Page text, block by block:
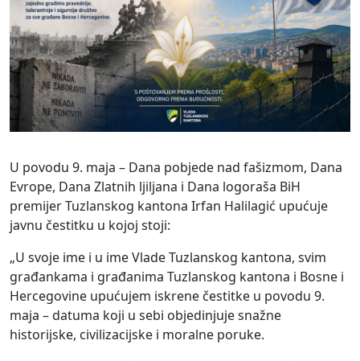
U povodu 9. maja – Dana pobjede nad fašizmom, Dana
Evrope, Dana Zlatnih ljiljana i Dana logoraša BiH
premijer Tuzlanskog kantona Irfan Halilagić upućuje
javnu čestitku u kojoj stoji:
„U svoje ime i u ime Vlade Tuzlanskog kantona, svim
građankama i građanima Tuzlanskog kantona i Bosne i
Hercegovine upućujem iskrene čestitke u povodu 9.
maja – datuma koji u sebi objedinjuje snažne
historijske, civilizacijske i moralne poruke.